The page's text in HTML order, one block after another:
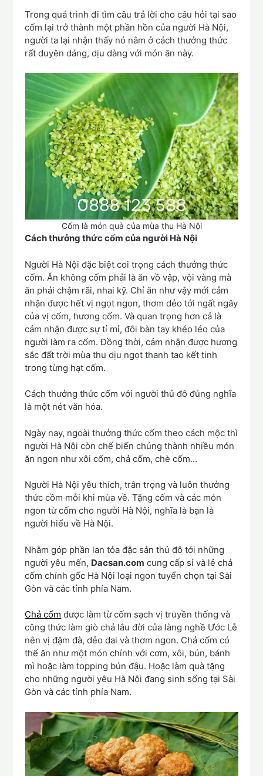
Trong quá trình đi tìm câu trả lời cho câu hỏi tại sao
cốm lại trở thành một phần hồn của người Hà Nội,
người ta lại nhận thấy nó nằm ở cách thưởng thức
rất duyên dáng, dịu dàng với món ăn này.
Cốm là món quà của mùa thu Hà Nội
Cách thưởng thức cốm của người Hà Nội
Người Hà Nội đặc biệt coi trọng cách thưởng thức
cốm. Ăn không cốm phải là ăn vồ vập, vội vàng mà
ăn phải chậm rãi, nhai kỹ. Chỉ ăn như vậy mới cảm
nhận được hết vị ngọt ngon, thơm dẻo tới ngất ngây
của vị cốm, hương cốm. Và quan trọng hơn cả là
cảm nhận được sự tỉ mỉ, đôi bàn tay khéo léo của
người làm ra cốm. Đồng thời, cảm nhận được hương
sắc đất trời mùa thu dịu ngọt thanh tao kết tinh
trong từng hạt cốm.
Cách thưởng thức cốm với người thủ đô đúng nghĩa
là một nét văn hóa.
Ngày nay, ngoài thưởng thức cốm theo cách mộc thì
người Hà Nội còn chế biến chúng thành nhiều món
ăn ngon như xôi cốm, chả cốm, chè cốm…
Người Hà Nội yêu thích, trân trọng và luôn thưởng
thức cồm mỗi khi mùa về. Tặng cốm và các món
ngon từ cốm cho người Hà Nội, nghĩa là bạn là
người hiểu về Hà Nội.
Nhằm góp phần lan tỏa đặc sản thủ đô tới những
người yêu mến, Dacsan.com cung cấp sỉ và lẻ chả
cốm chính gốc Hà Nội loại ngon tuyển chọn tại Sài
Gòn và các tỉnh phía Nam.
Chả cốm được làm từ cốm sạch vị truyền thống và
công thức làm giò chả lâu đời của làng nghề Ước Lễ
nên vị đậm đà, dẻo dai và thơm ngon. Chả cốm có
thể ăn như một món chính với cơm, xôi, bún, bánh
mì hoặc làm topping bún đậu. Hoặc làm quà tặng
cho những người yêu Hà Nội đang sinh sống tại Sài
Gòn và các tỉnh phía Nam.